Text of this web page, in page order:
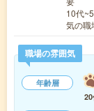
10代
気の
職場の雰囲気
年齢層